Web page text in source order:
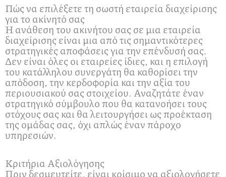
Πώς να επιλέξετε τη σωστή εταιρεία διαχείρισης
για το ακίνητό σας
Η ανάθεση του ακινήτου σας σε μια εταιρεία
διαχείρισης είναι μια από τις σημαντικότερες
στρατηγικές αποφάσεις για την επένδυσή σας.
Δεν είναι όλες οι εταιρείες ίδιες, και η επιλογή
του κατάλληλου συνεργάτη θα καθορίσει την
απόδοση, την κερδοφορία και την αξία του
περιουσιακού σας στοιχείου. Αναζητάτε έναν
στρατηγικό σύμβουλο που θα κατανοήσει τους
στόχους σας και θα λειτουργήσει ως προέκταση
της ομάδας σας, όχι απλώς έναν πάροχο
υπηρεσιών.
Κριτήρια Αξιολόγησης
Πριν δεσμευτείτε, είναι κρίσιμο να αξιολογήσετε